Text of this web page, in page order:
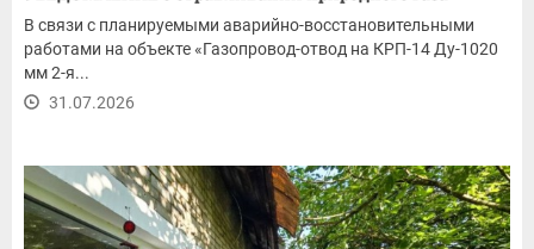
В связи с планируемыми аварийно-восстановительными
работами на объекте «Газопровод-отвод на КРП-14 Ду-1020
мм 2-я...
31.07.2026